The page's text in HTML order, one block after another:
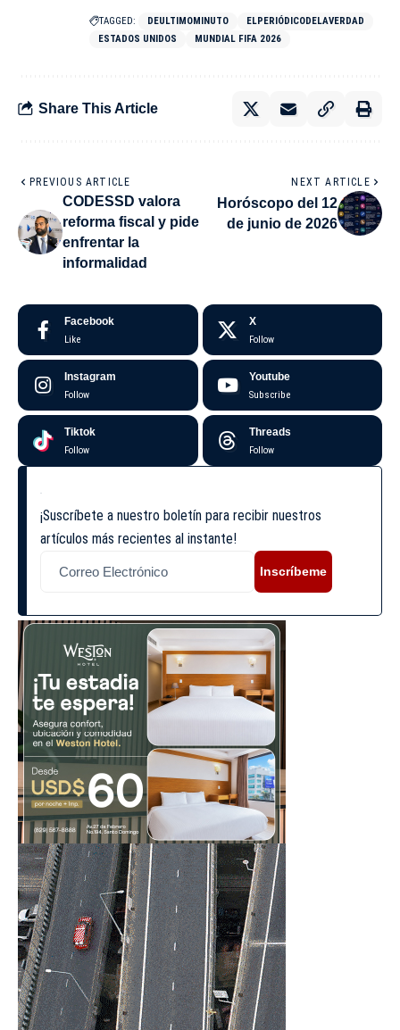
TAGGED: DEULTIMOMINUTO
ELPERIÓDICODELAVERDAD
ESTADOS UNIDOS
MUNDIAL FIFA 2026
Share This Article
PREVIOUS ARTICLE
CODESSD valora
reforma fiscal y pide
enfrentar la
informalidad
NEXT ARTICLE
Horóscopo del 12
de junio de 2026
Facebook
Like
X
Follow
Instagram
Follow
Youtube
Subscribe
Tiktok
Follow
Threads
Follow
¡Suscríbete a nuestro boletín para recibir nuestros
artículos más recientes al instante!
Inscríbeme